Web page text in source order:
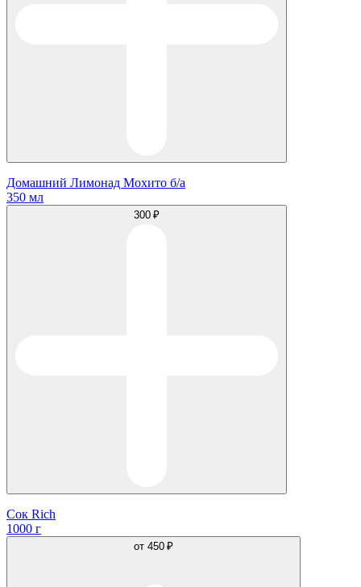
Домашний Лимонад Мохито б/а
350 мл
300 ₽
Сок Rich
1000 г
от 450 ₽